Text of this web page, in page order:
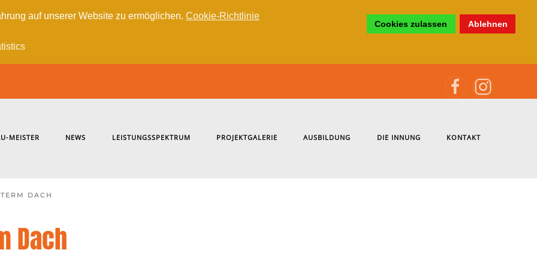
auf unserer Website zu ermöglichen. Cookie-Richtlinie
Cookies zulassen Ablehnen
MEISTER NEWS LEISTUNGSSPEKTRUM PROJEKTGALERIE AUSBILDUNG DIE INNUNG KONTAKT
DACH
Dach